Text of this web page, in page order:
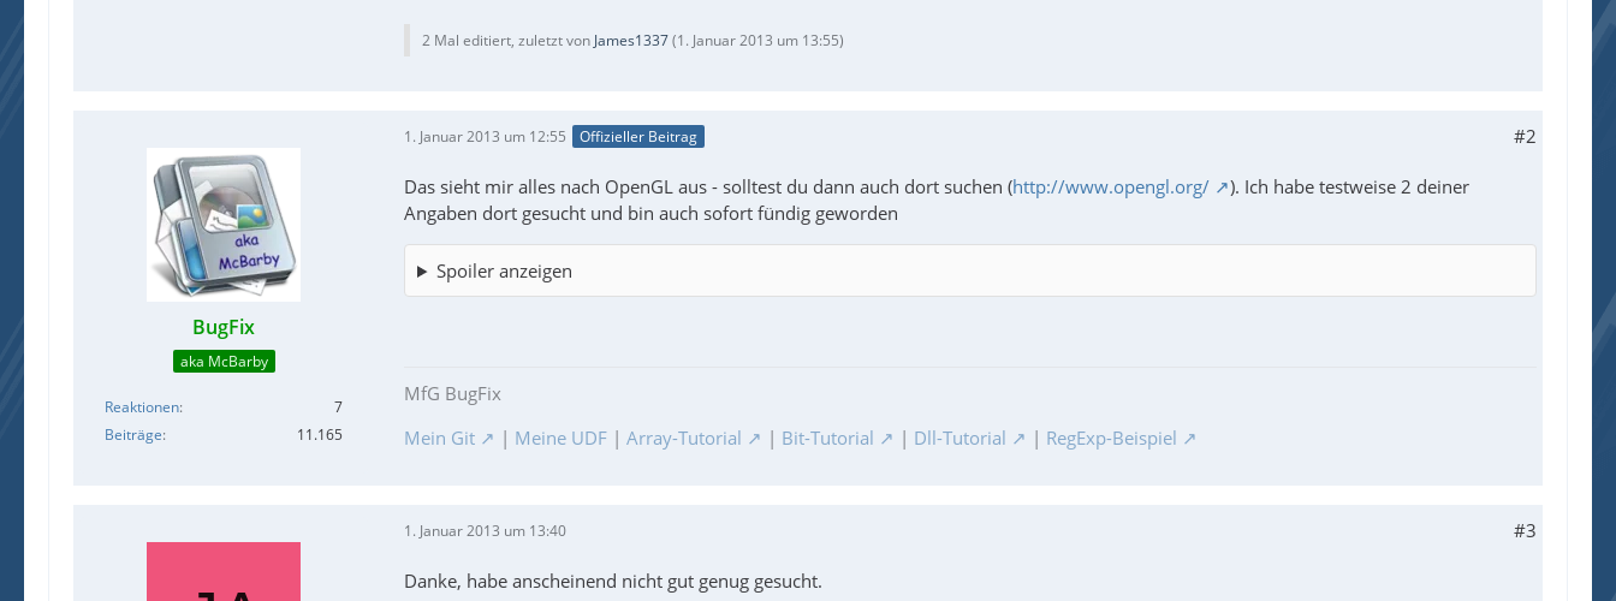
2 Mal editiert, zuletzt von James1337(1. Januar 2013 um 13:55)
BugFix
aka McBarby
Reaktionen
7
Beiträge
11.165
1. Januar 2013 um 12:55 Offizieller Beitrag #2
Das sieht mir alles nach OpenGL aus - solltest du dann auch dort suchen (http://www.opengl.org/
). Ich habe testweise 2 deiner
Angaben dort gesucht und bin auch sofort fündig geworden
Spoiler anzeigen
MfG BugFix
Mein Git
| Meine UDF | Array-Tutorial | Bit-Tutorial | Dll-Tutorial | RegExp-Beispiel
1. Januar 2013 um 13:40 #3
Danke, habe anscheinend nicht gut genug gesucht.